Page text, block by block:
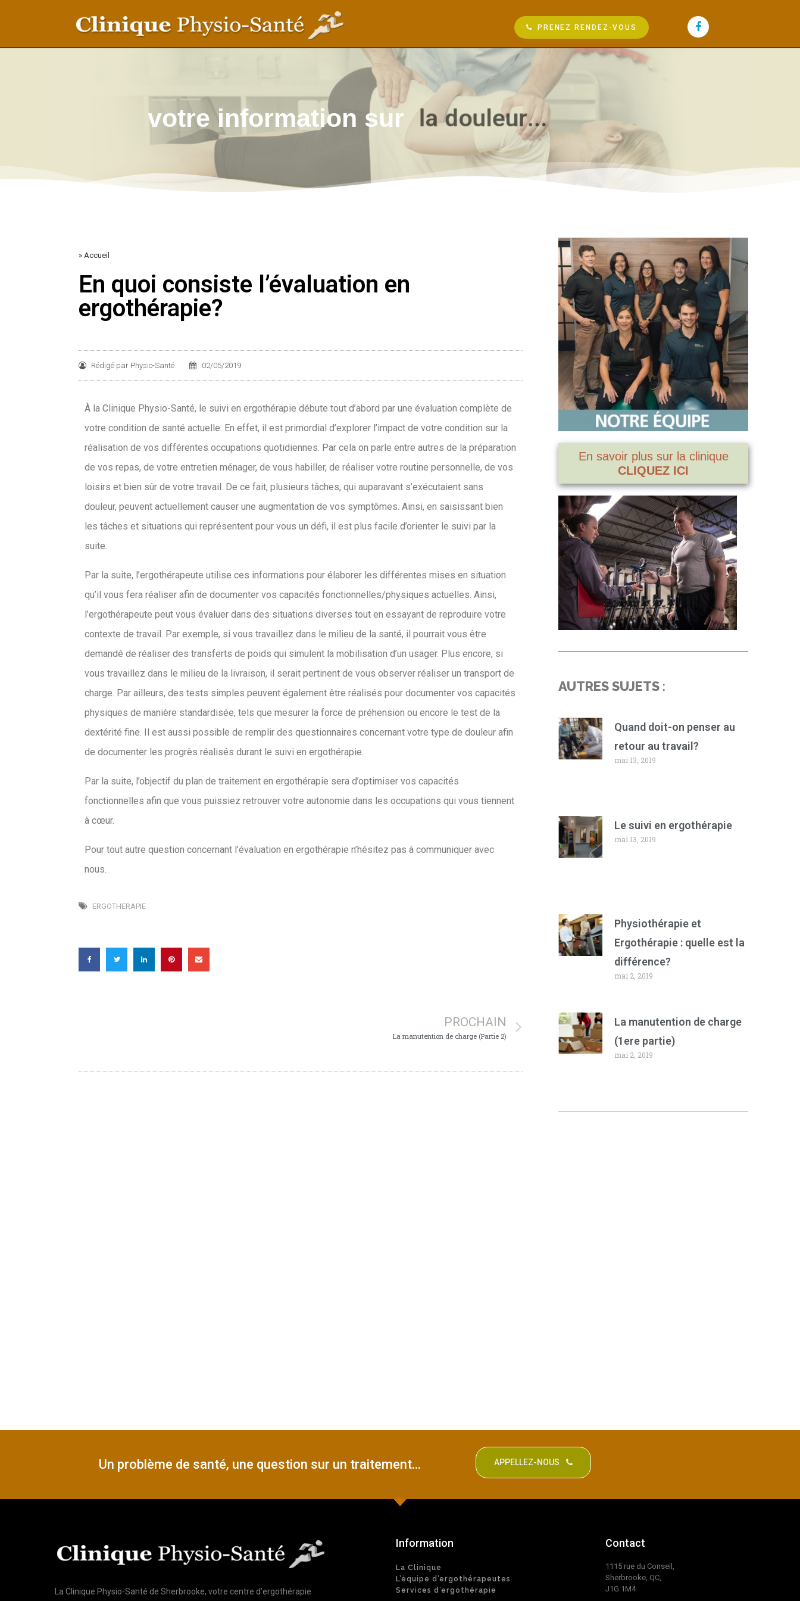
PRENEZ RENDEZ-VOUS
votre information sur a douleur...
» Accueil
En quoi consiste l’évaluation en
ergothérapie?
Rédigé par Physio-Santé 02/05/2019
À la Clinique Physio-Santé, le suivi en ergothérapie débute tout d’abord par une évaluation complète de
votre condition de santé actuelle. En effet, il est primordial d’explorer l’impact de votre condition sur la
réalisation de vos différentes occupations quotidiennes. Par cela on parle entre autres de la préparation
de vos repas, de votre entretien ménager, de vous habiller, de réaliser votre routine personnelle, de vos
loisirs et bien sûr de votre travail. De ce fait, plusieurs tâches, qui auparavant s’exécutaient sans
douleur, peuvent actuellement causer une augmentation de vos symptômes. Ainsi, en saisissant bien
les tâches et situations qui représentent pour vous un défi, il est plus facile d’orienter le suivi par la
suite.
Par la suite, l’ergothérapeute utilise ces informations pour élaborer les différentes mises en situation
qu’il vous fera réaliser afin de documenter vos capacités fonctionnelles/physiques actuelles. Ainsi,
l’ergothérapeute peut vous évaluer dans des situations diverses tout en essayant de reproduire votre
contexte de travail. Par exemple, si vous travaillez dans le milieu de la santé, il pourrait vous être
demandé de réaliser des transferts de poids qui simulent la mobilisation d’un usager. Plus encore, si
vous travaillez dans le milieu de la livraison, il serait pertinent de vous observer réaliser un transport de
charge. Par ailleurs, des tests simples peuvent également être réalisés pour documenter vos capacités
physiques de manière standardisée, tels que mesurer la force de préhension ou encore le test de la
dextérité fine. Il est aussi possible de remplir des questionnaires concernant votre type de douleur afin
de documenter les progrès réalisés durant le suivi en ergothérapie.
Par la suite, l’objectif du plan de traitement en ergothérapie sera d’optimiser vos capacités
fonctionnelles afin que vous puissiez retrouver votre autonomie dans les occupations qui vous tiennent
à cœur.
Pour tout autre question concernant l’évaluation en ergothérapie n’hésitez pas à communiquer avec
nous.
ERGOTHERAPIE
PROCHAIN
La manutention de charge (Partie 2)
En savoir plus sur la clinique
CLIQUEZ ICI
AUTRES SUJETS :
Quand doit-on penser au
retour au travail?
mai 13, 2019
Le suivi en ergothérapie
mai 13, 2019
Physiothérapie et
Ergothérapie : quelle est la
différence?
mai 2, 2019
La manutention de charge
(1ere partie)
mai 2, 2019
Un problème de santé, une question sur un traitement... APPELLEZ-NOUS
La Clinique Physio-Santé de Sherbrooke, votre centre d’ergothérapie
Information
La Clinique
L’équipe d’ergothérapeutes
Services d’ergothérapie
Contact
1115 rue du Conseil,
Sherbrooke, QC,
J1G 1M4